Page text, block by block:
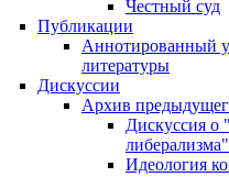
Честный суд
Публикации
Аннотированный
литературы
Дискуссии
Архив
Дискуссия о
либерализма"
Идеология